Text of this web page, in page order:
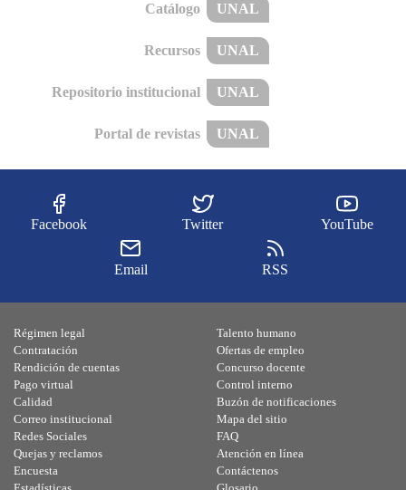
Catálogo UNAL
Recursos UNAL
Repositorio institucional UNAL
Portal de revistas UNAL
Facebook Twitter YouTube
Email RSS
Régimen legal
Contratación
Rendición de cuentas
Pago virtual
Calidad
Talento humano
Ofertas de empleo
Concurso docente
Control interno
Buzón de notificaciones
Correo institucional
Redes Sociales
Quejas y reclamos
Encuesta
Mapa del sitio
FAQ
Atención en línea
Contáctenos